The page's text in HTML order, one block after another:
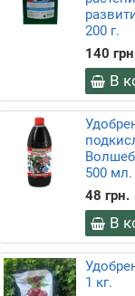
200 г.
140
В
500 мл.
48 грн.
В
1 кг.